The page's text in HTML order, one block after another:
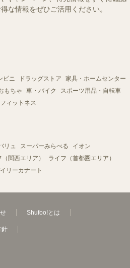
な情報をぜひご活用ください。
ビニ ドラッグストア
家具・ホームセンター
もちゃ 車・バイク
スポーツ用品・自転車
ィットネス
リュ スーパーみらべる
イオン
関西エリア）
ライフ（首都圏エリア）
リーカナート
Shufoo!とは
針